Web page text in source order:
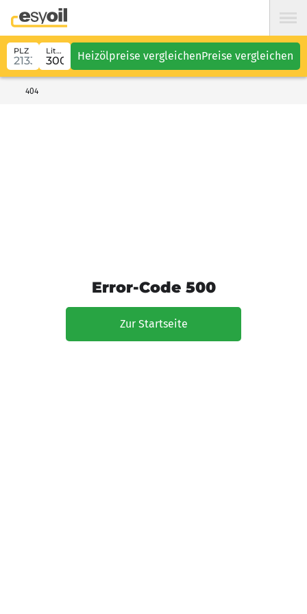
PLZ Liter Heizölpreise vergleichenPreise vergleichen
404
Error-Code 500
Zur Startseite